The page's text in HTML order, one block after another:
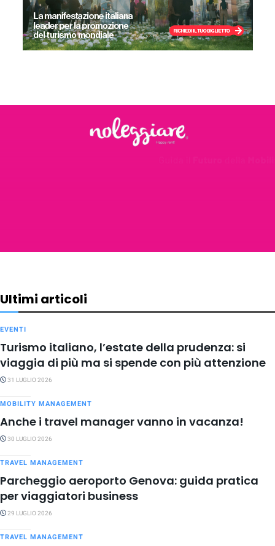
Ultimi articoli
EVENTI
Turismo italiano, l’estate della prudenza: si
viaggia di più ma si spende con più attenzione
31 LUGLIO 2026
MOBILITY MANAGEMENT
Anche i travel manager vanno in vacanza!
30 LUGLIO 2026
TRAVEL MANAGEMENT
Parcheggio aeroporto Genova: guida pratica
per viaggiatori business
29 LUGLIO 2026
TRAVEL MANAGEMENT